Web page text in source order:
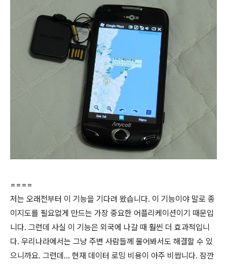
====
저는 오래전부터 이 기능을 기다려 왔습니다. 이 기능이야 말로 종
이지도를 필요없게 만드는 가장 중요한 어플리케이션이기 때문입
니다. 그런데 사실 이 기능은 외국에 나갈 때 훨씬 더 효과적입니
다. 우리나라에서는 그냥 주변 사람들께 물어봐서도 해결할 수 있
으니까요. 그런데... 현재 데이터 로밍 비용이 아주 비쌉니다. 잠깐